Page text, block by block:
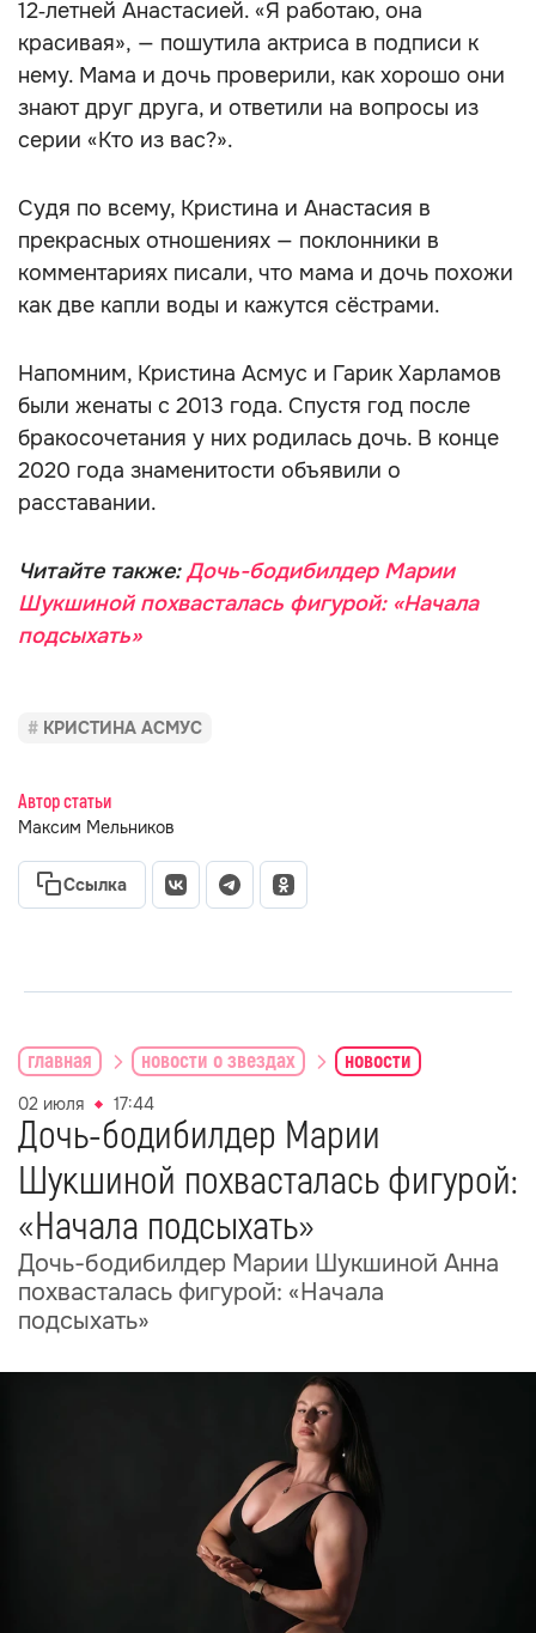
12‑летней Анастасией. «Я работаю, она
красивая», — пошутила актриса в подписи к
нему. Мама и дочь проверили, как хорошо они
знают друг друга, и ответили на вопросы из
серии «Кто из вас?».
Судя по всему, Кристина и Анастасия в
прекрасных отношениях — поклонники в
комментариях писали, что мама и дочь похожи
как две капли воды и кажутся сёстрами.
Напомним, Кристина Асмус и Гарик Харламов
были женаты с 2013 года. Спустя год после
бракосочетания у них родилась дочь. В конце
2020 года знаменитости объявили о
расставании.
Читайте также:Дочь-бодибилдер Марии
Шукшиной похвасталась фигурой: «Начала
подсыхать»
КРИСТИНА АСМУС
Автор статьи
Максим Мельников
Ссылка
главная новости о звездах новости
02 июля 17:44
Дочь-бодибилдер Марии
Шукшиной похвасталась фигурой:
«Начала подсыхать»
Дочь-бодибилдер Марии Шукшиной Анна
похвасталась фигурой: «Начала
подсыхать»